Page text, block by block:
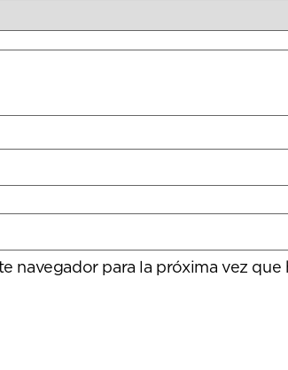
navegador para la próxima vez que